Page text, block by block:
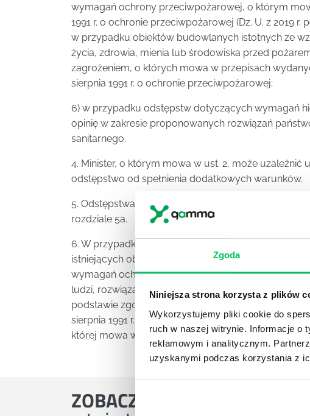
Zgoda
Niniejsza strona korzysta z plików
Wykorzystujemy pliki cookie do
ruch w naszej witrynie. Informacje o
reklamowym i analitycznym.
uzyskanymi podczas korzystania z
wymagań ochrony przeciwpożarowej, o którym
1991 r. o ochronie przeciwpożarowej (Dz. U. z 2019 r.
w przypadku obiektów budowlanych istotnych ze
życia, zdrowia, mienia lub środowiska przed
zagrożeniem, o których mowa w przepisach
sierpnia 1991 r. o ochronie przeciwpożarowej;
6) w przypadku odstępstw dotyczących wymagań
opinię w zakresie proponowanych rozwiązań
sanitarnego.
4. Minister, o którym mowa w ust. 2, może uzależnić
odstępstwo od spełnienia dodatkowych warunków.
5. Odstępstwa, o którym mowa w ust. 1, nie
rozdziale 5a.
6. W przypadku nadbudowy, rozbudowy,
istniejących obiektów budowlanych oraz w
wymagań ochrony przeciwpożarowej, w
ludzi, rozwiązania zamienne w stosunku do
podstawie zgody udzielonej w postanowieniu, o
sierpnia 1991 r. o ochronie przeciwpożarowej, bez
której mowa w ust. 2.
ZOBACZ